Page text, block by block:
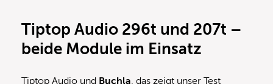
Tiptop Audio 296t und 207t –
beide Module im Einsatz
Tiptop Audio und Buchla, das zeigt unser Test